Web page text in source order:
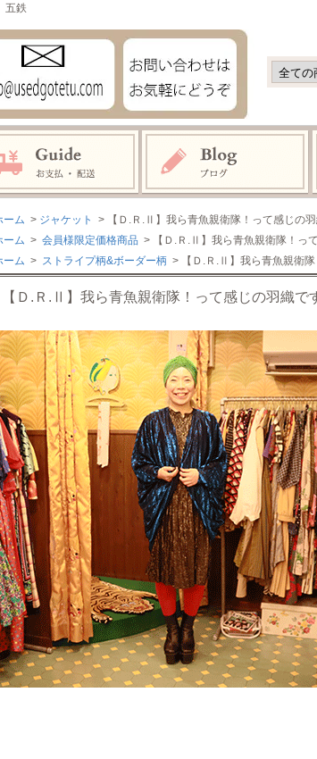
五鉄
ーム > ジャケット
> 【Ｄ.Ｒ.Ⅱ】我ら青魚親衛隊！って感じの
ーム > 会員様限定価格商品 > 【Ｄ.Ｒ.Ⅱ】我ら青魚親衛隊！っ
ーム > ストライプ柄&ボーダー柄 > 【Ｄ.Ｒ.Ⅱ】我ら青魚親衛
【Ｄ.Ｒ.Ⅱ】我ら青魚親衛隊！って感じの羽織